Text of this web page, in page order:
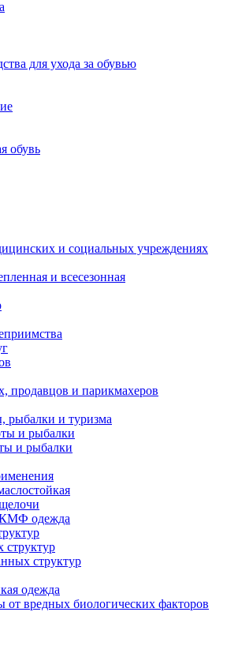
для ухода за обувью
обувь
и социальных учреждениях
и всесезонная
продавцов и парикмахеров
рыбалки и туризма
и рыбалки
и рыбалки
КМФ одежда
структур
структур
одежда
вредных биологических факторов